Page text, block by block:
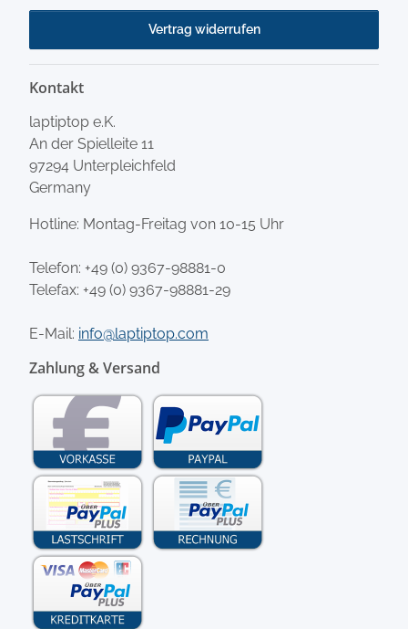
Vertrag widerrufen
Kontakt
laptiptop e.K.
An der Spielleite 11
97294 Unterpleichfeld
Germany
Hotline: Montag-Freitag von 10-15 Uhr
Telefon: +49 (0) 9367-98881-0
Telefax: +49 (0) 9367-98881-29
E-Mail: info@laptiptop.com
Zahlung & Versand